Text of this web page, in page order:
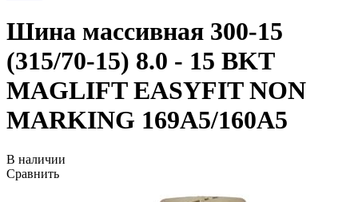
Шина массивная 300-15
(315/70-15) 8.0 - 15 BKT
MAGLIFT EASYFIT NON
MARKING 169A5/160A5
В наличии
Сравнить